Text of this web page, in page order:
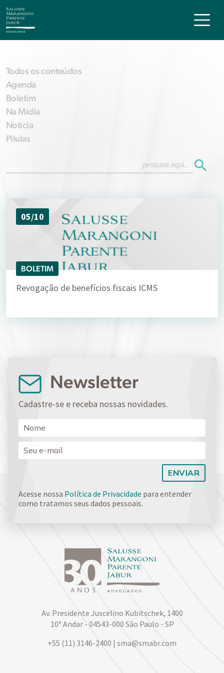
Todos os conteúdos
Agenda
Boletim
Na Mídia
Notícia
Pílulas
05/10
BOLETIM
Revogação de benefícios fiscais ICMS
Newsletter
Cadastre-se e receba nossas novidades.
Acesse nossa Política de Privacidade para entender
como tratamos seus dados pessoais.
Av. Presidente Juscelino Kubitschek, 1400
10° Andar - 04543-000 São Paulo - SP
+55 (11) 3146-2400 | sma@smabr.com